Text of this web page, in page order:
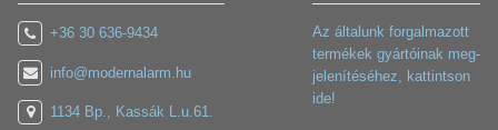
+36 30 636-9434
info@modernalarm.hu
1134 Bp., Kassák L.u.61.
Az általunk forgalmazott
termékek gyártóinak meg-
jelenítéséhez, kattintson
ide!